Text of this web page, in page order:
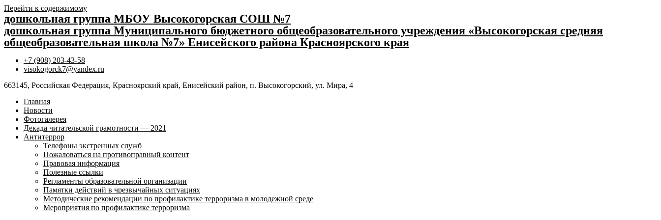
Перейти к содержимому
дошкольная группа МБОУ Высокогорская СОШ №7
дошкольная группа Муниципального бюджетного общеобразовательного учреждения «Высокогорская средняя
общеобразовательная школа №7» Енисейского района Красноярского края
+7 (908) 203-43-58
visokogorck7@yandex.ru
663145, Российская Федерация, Красноярский край, Енисейский район, п. Высокогорский, ул. Мира, 4
Главная
Новости
Фотогалерея
Декада читательской грамотности — 2021
Антитеррор
Телефоны экстренных служб
Пожаловаться на противоправный контент
Правовая информация
Полезные ссылки
Регламенты образовательной организации
Памятки действий в чрезвычайных ситуациях
Методические рекомендации по профилактике терроризма в молодежной среде
Мероприятия по профилактике терроризма